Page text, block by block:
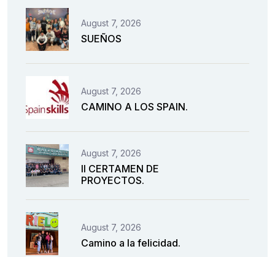
August 7, 2026
SUEÑOS
August 7, 2026
CAMINO A LOS SPAIN.
August 7, 2026
II CERTAMEN DE
PROYECTOS.
August 7, 2026
Camino a la felicidad.